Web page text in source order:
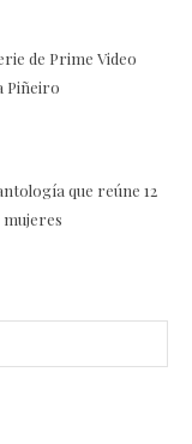
de Prime Video
Piñeiro
que reúne 12